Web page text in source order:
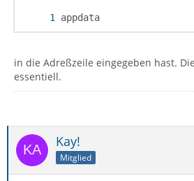
appdata
in die Adreßzeile eingegeben hast.
essentiell.
Kay!
Mitglied